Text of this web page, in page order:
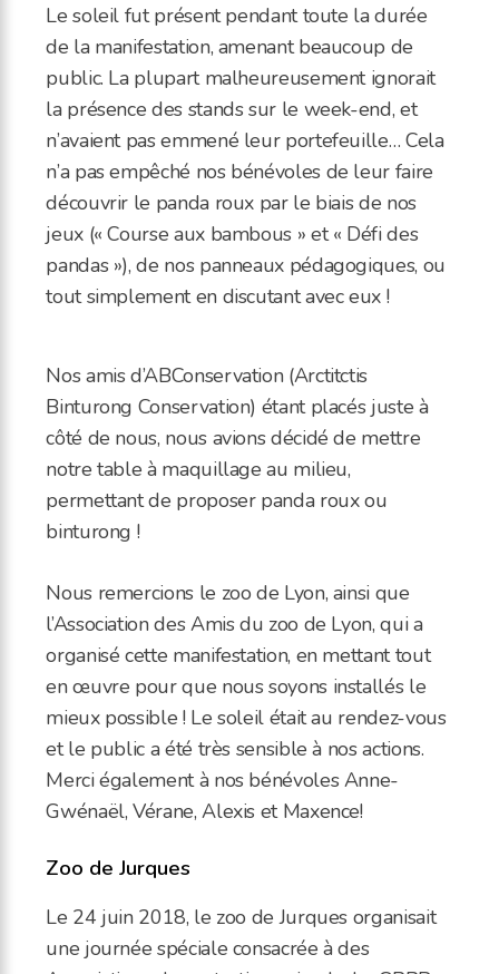
Le soleil fut présent pendant toute la durée
de la manifestation, amenant beaucoup de
public. La plupart malheureusement ignorait
la présence des stands sur le week-end, et
n’avaient pas emmené leur portefeuille… Cela
n’a pas empêché nos bénévoles de leur faire
découvrir le panda roux par le biais de nos
jeux (« Course aux bambous » et « Défi des
pandas »), de nos panneaux pédagogiques, ou
tout simplement en discutant avec eux !
Nos amis d’ABConservation (Arctitctis
Binturong Conservation) étant placés juste à
côté de nous, nous avions décidé de mettre
notre table à maquillage au milieu,
permettant de proposer panda roux ou
binturong !
Nous remercions le zoo de Lyon, ainsi que
l’Association des Amis du zoo de Lyon, qui a
organisé cette manifestation, en mettant tout
en œuvre pour que nous soyons installés le
mieux possible ! Le soleil était au rendez-vous
et le public a été très sensible à nos actions.
Merci également à nos bénévoles Anne-
Gwénaël, Vérane, Alexis et Maxence!
Zoo de Jurques
Le 24 juin 2018, le zoo de Jurques organisait
une journée spéciale consacrée à des